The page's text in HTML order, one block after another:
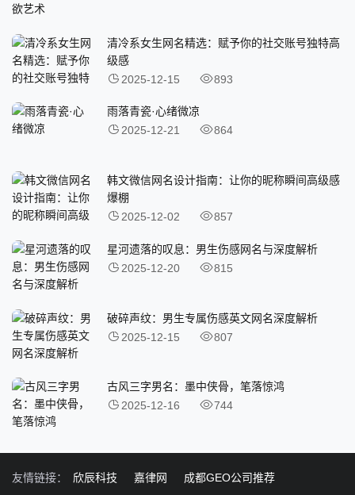
清冷系女生网名精选：赋予你的社交账号独特高
级感
2025-12-15
893
雨落青瓷·心绪微凉
2025-12-21
864
韩文微信网名设计指南：让你的昵称瞬间高级感
爆棚
2025-12-02
857
星河遗落的叹息：男生伤感网名与深度解析
2025-12-20
815
破碎声纹：男生专属伤感英文网名深度解析
2025-12-15
807
古风三字男名：墨中侠骨，笔落惊鸿
2025-12-16
744
友情链接： 欣辰科技 嘉律网 成都GEO公司推荐